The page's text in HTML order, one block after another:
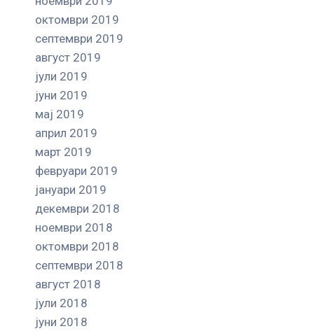
октомври 2019
септември 2019
август 2019
јули 2019
јуни 2019
мај 2019
април 2019
март 2019
февруари 2019
јануари 2019
декември 2018
ноември 2018
октомври 2018
септември 2018
август 2018
јули 2018
јуни 2018